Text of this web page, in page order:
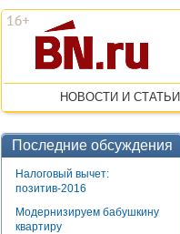
НОВОСТИ И СТАТЬИ
Последние обсуждения
Налоговый вычет:
позитив-2016
Модернизируем бабушкину
квартиру